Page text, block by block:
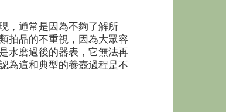
，通常是因為不夠了解所
拍品的不重視，因為大眾容
水磨過後的器表，它無法再
為這和典型的養壺過程是不